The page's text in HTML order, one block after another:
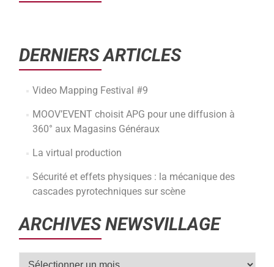
DERNIERS ARTICLES
Video Mapping Festival #9
MOOV’EVENT choisit APG pour une diffusion à
360° aux Magasins Généraux
La virtual production
Sécurité et effets physiques : la mécanique des
cascades pyrotechniques sur scène
ARCHIVES NEWSVILLAGE